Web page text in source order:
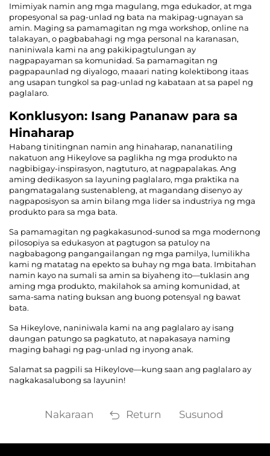
Imimiyak namin ang mga magulang, mga edukador, at mga
propesyonal sa pag-unlad ng bata na makipag-ugnayan sa
amin. Maging sa pamamagitan ng mga workshop, online na
talakayan, o pagbabahagi ng mga personal na karanasan,
naniniwala kami na ang pakikipagtulungan ay
nagpapayaman sa komunidad. Sa pamamagitan ng
pagpapaunlad ng diyalogo, maaari nating kolektibong itaas
ang usapan tungkol sa pag-unlad ng kabataan at sa papel ng
paglalaro.
Konklusyon: Isang Pananaw para sa
Hinaharap
Habang tinitingnan namin ang hinaharap, nananatiling
nakatuon ang Hikeylove sa paglikha ng mga produkto na
nagbibigay-inspirasyon, nagtuturo, at nagpapalakas. Ang
aming dedikasyon sa layuning paglalaro, mga praktika na
pangmatagalang sustenableng, at magandang disenyo ay
nagpaposisyon sa amin bilang mga lider sa industriya ng mga
produkto para sa mga bata.
Sa pamamagitan ng pagkakasunod-sunod sa mga modernong
pilosopiya sa edukasyon at pagtugon sa patuloy na
nagbabagong pangangailangan ng mga pamilya, lumilikha
kami ng matatag na epekto sa buhay ng mga bata. Imbitahan
namin kayo na sumali sa amin sa biyaheng ito—tuklasin ang
aming mga produkto, makilahok sa aming komunidad, at
sama-sama nating buksan ang buong potensyal ng bawat
bata.
Sa Hikeylove, naniniwala kami na ang paglalaro ay isang
daungan patungo sa pagkatuto, at napakasaya naming
maging bahagi ng pag-unlad ng inyong anak.
Salamat sa pagpili sa Hikeylove—kung saan ang paglalaro ay
nagkakasalubong sa layunin!
Nakaraan Return Susunod